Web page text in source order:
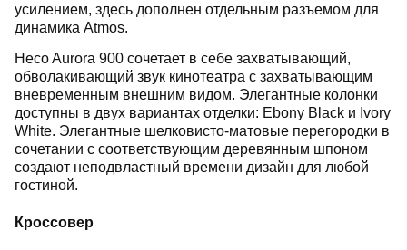
усилением, здесь дополнен отдельным разъемом для
динамика Atmos.
Heco Aurora 900 сочетает в себе захватывающий,
обволакивающий звук кинотеатра с захватывающим
вневременным внешним видом. Элегантные колонки
доступны в двух вариантах отделки: Ebony Black и Ivory
White. Элегантные шелковисто-матовые перегородки в
сочетании с соответствующим деревянным шпоном
создают неподвластный времени дизайн для любой
гостиной.
Кроссовер